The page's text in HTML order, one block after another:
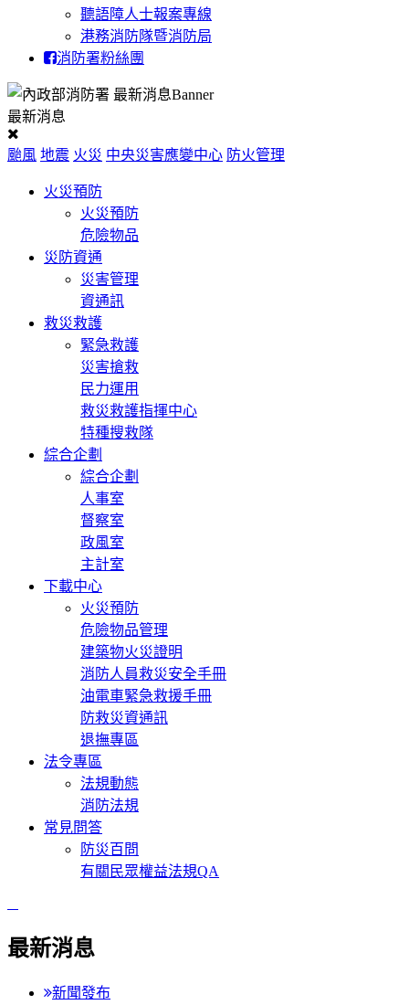
聽語障人士報案專線
港務消防隊暨消防局
消防署粉絲團
最新消息
颱風 地震 火災 中央災害應變中心 防火管理
火災預防
火災預防
危險物品
災防資通
災害管理
資通訊
救災救護
緊急救護
災害搶救
民力運用
救災救護指揮中心
特種搜救隊
綜合企劃
綜合企劃
人事室
督察室
政風室
主計室
下載中心
火災預防
危險物品管理
建築物火災證明
消防人員救災安全手冊
油電車緊急救援手冊
防救災資通訊
退撫專區
法令專區
法規動態
消防法規
常見問答
防災百問
有關民眾權益法規QA
最新消息
新聞發布